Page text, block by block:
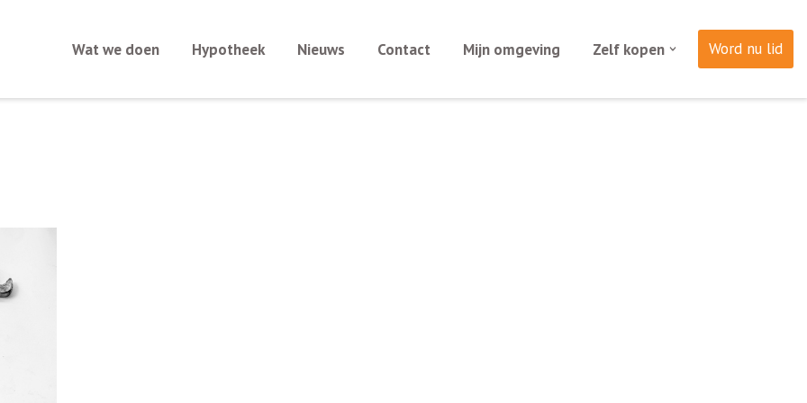
Wat we doen Hypotheek Nieuws Contact Mijn omgeving Zelf kopen Word nu lid